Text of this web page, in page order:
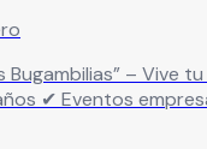
se merece Haz de tu evento algo inolvidable… no solo
Comidas de fin de año Un espacio pensado